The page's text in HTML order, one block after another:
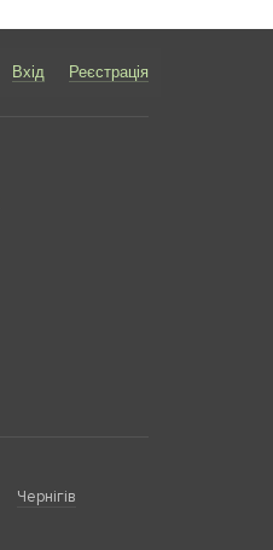
Вхід Реєстрація
Чернігів